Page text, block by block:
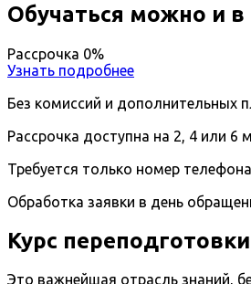
Обучаться можно и в
Рассрочка 0%
Узнать подробнее
Без комиссий и дополнительных
Рассрочка доступна на 2, 4 или 6
Требуется только номер
Обработка заявки в день
Курс
Это важнейшая отрасль знаний,